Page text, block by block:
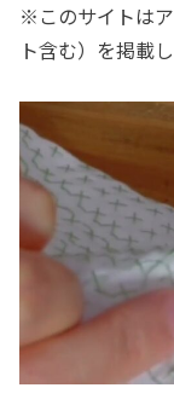
※このサイトは
ト含む）を掲載